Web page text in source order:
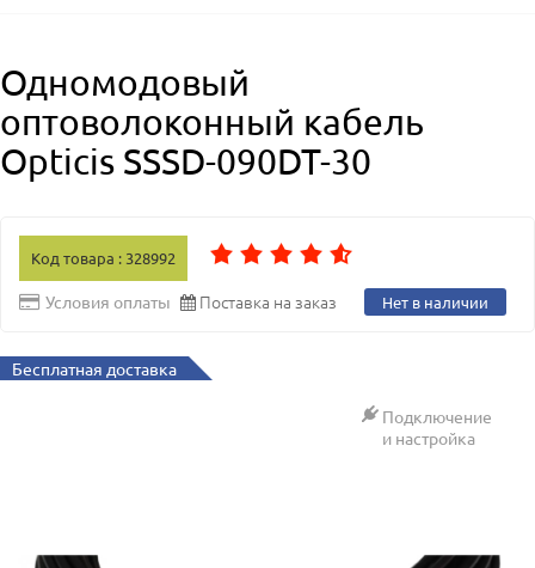
Одномодовый
оптоволоконный кабель
Opticis SSSD-090DT-30
Код товара : 328992
Условия оплаты Поставка на заказ Нет в наличии
Бесплатная доставка
Подключение
и настройка